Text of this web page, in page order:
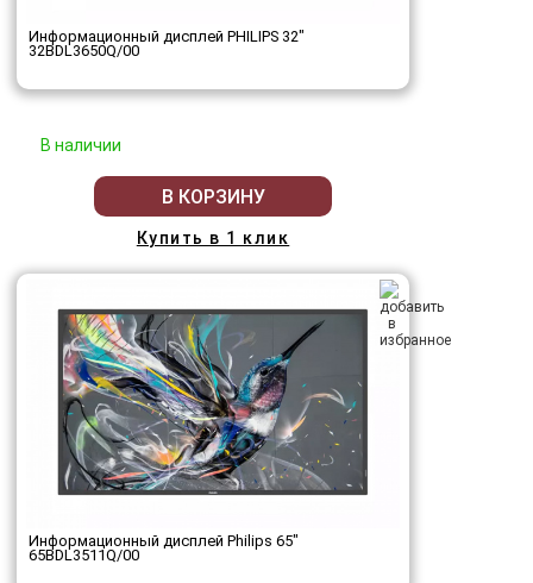
Информационный дисплей PHILIPS 32"
32BDL3650Q/00
В наличии
В КОРЗИНУ
Купить в 1 клик
Информационный дисплей Philips 65"
65BDL3511Q/00